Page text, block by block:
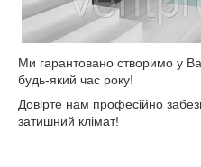
Ми гарантовано створимо у
будь-який час року!
Довірте нам професійно
затишний клімат!